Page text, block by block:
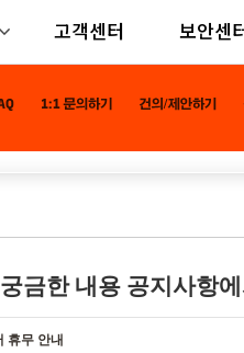
고객센터 보안센
금한 내용 공지사항
휴무 안내